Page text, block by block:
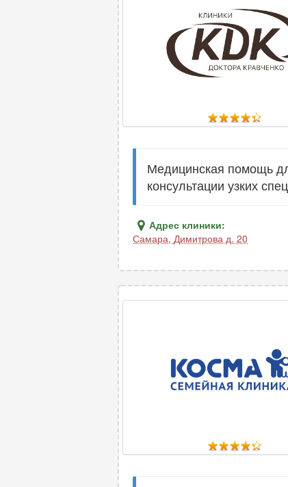
Медицинская помощь
консультации узких
Адрес клиники:
Самара, Димитрова д. 20